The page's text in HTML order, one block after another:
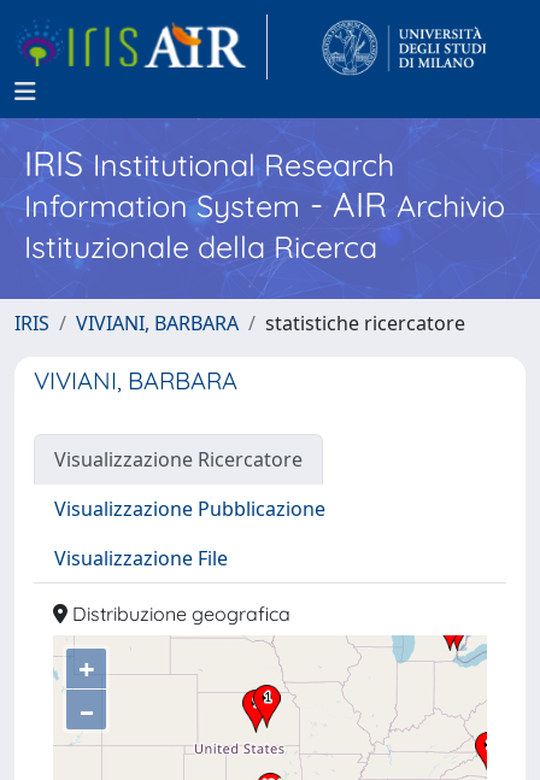
IRISInstitutional Research
Information System - AIR Archivio
Istituzionale della Ricerca
IRIS VIVIANI, BARBARA statistiche ricercatore
VIVIANI, BARBARA
Visualizzazione Ricercatore
Visualizzazione Pubblicazione
Visualizzazione File
Distribuzione geografica
+
–